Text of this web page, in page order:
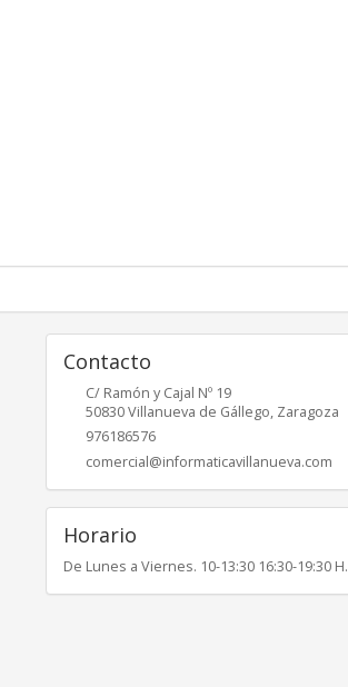
Contacto
C/ Ramón y Cajal Nº 19
50830Villanueva de Gállego, Zaragoza
976186576
comercial@informaticavillanueva.com
Horario
De Lunes a Viernes. 10-13:30 16:30-19:30 H.